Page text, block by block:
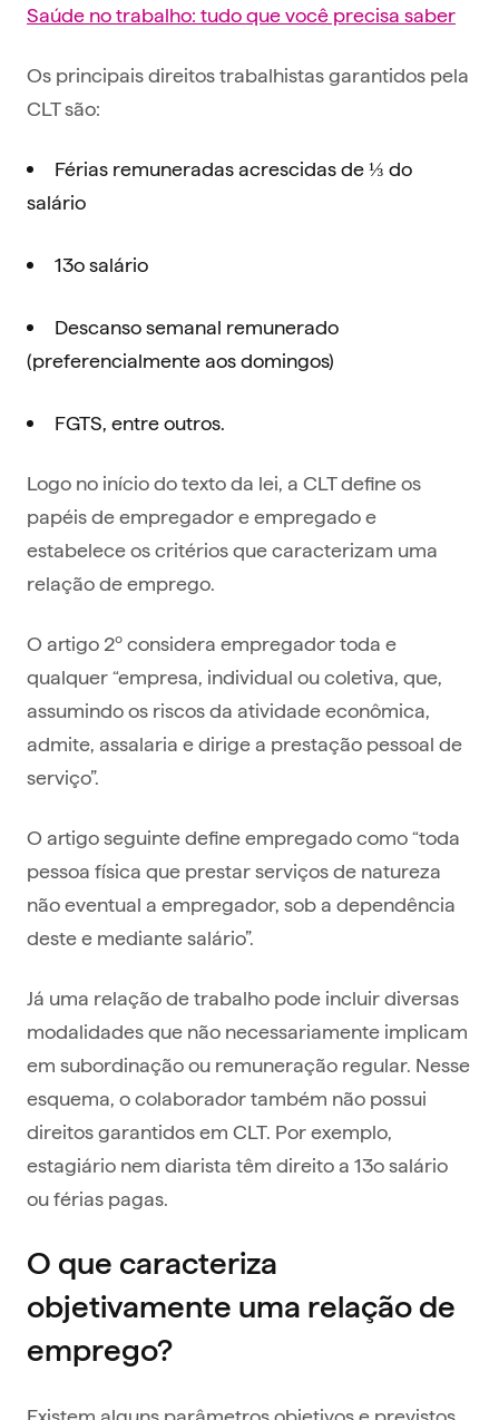
Saúde no trabalho: tudo que você precisa saber
Os principais direitos trabalhistas garantidos pela
CLT são:
Férias remuneradas acrescidas de ⅓ do
salário
13o salário
Descanso semanal remunerado
(preferencialmente aos domingos)
FGTS, entre outros.
Logo no início do texto da lei, a CLT define os
papéis de empregador e empregado e
estabelece os critérios que caracterizam uma
relação de emprego.
O artigo 2º considera empregador toda e
qualquer “empresa, individual ou coletiva, que,
assumindo os riscos da atividade econômica,
admite, assalaria e dirige a prestação pessoal de
serviço”.
O artigo seguinte define empregado como “toda
pessoa física que prestar serviços de natureza
não eventual a empregador, sob a dependência
deste e mediante salário”.
Já uma relação de trabalho pode incluir diversas
modalidades que não necessariamente implicam
em subordinação ou remuneração regular. Nesse
esquema, o colaborador também não possui
direitos garantidos em CLT. Por exemplo,
estagiário nem diarista têm direito a 13o salário
ou férias pagas.
O que caracteriza
objetivamente uma relação de
emprego?